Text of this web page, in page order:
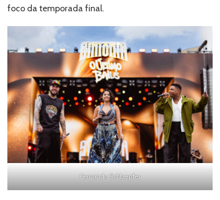
foco da temporada final.
Fernando Schlaepfer